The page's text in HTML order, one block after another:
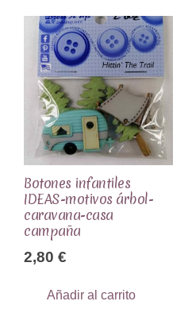
Botones infantiles
IDEAS-motivos árbol-
caravana-casa
campaña
2,80 €
Añadir al carrito